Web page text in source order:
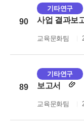
90
기타연구
사업 결과보
교육문화팀
89
기타연구
보고서
교육문화팀